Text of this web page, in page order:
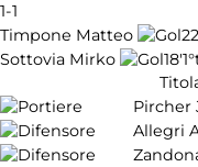
1-1
Timpone Matteo
Sottovia Mirko
18'
Pircher
Allegri